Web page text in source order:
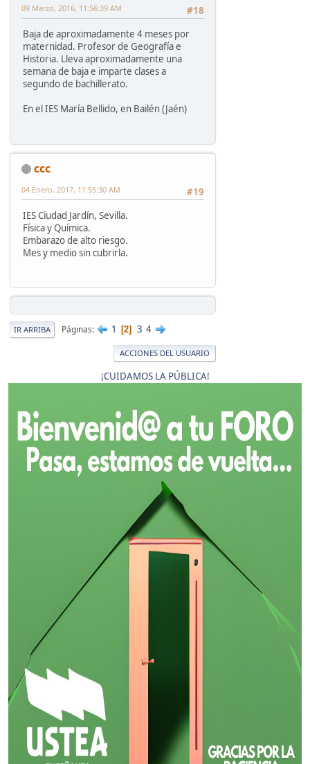
#18
09 Marzo, 2016, 11:56:39 AM
Baja de aproximadamente 4 meses por
maternidad. Profesor de Geografía e
Historia. Lleva aproximadamente una
semana de baja e imparte clases a
segundo de bachillerato.
En el IES María Bellido, en Bailén (Jaén)
ccc
#19
04 Enero, 2017, 11:55:30 AM
IES Ciudad Jardín, Sevilla.
Física y Química.
Embarazo de alto riesgo.
Mes y medio sin cubrirla.
IR ARRIBA Páginas 1 2 3 4
ACCIONES DEL USUARIO
¡CUIDAMOS LA PÚBLICA!